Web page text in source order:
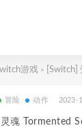
游戏 > [Switch] 受
冒险 动作 2023-
魂 Tormented